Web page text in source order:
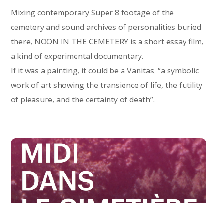
Mixing contemporary Super 8 footage of the
cemetery and sound archives of personalities buried
there, NOON IN THE CEMETERY is a short essay film,
a kind of experimental documentary.
If it was a painting, it could be a Vanitas, “a symbolic
work of art showing the transience of life, the futility
of pleasure, and the certainty of death”.